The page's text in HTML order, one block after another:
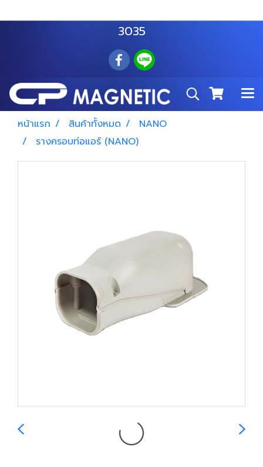
3035
หน้าแรก สินค้าทั้งหมด
NANO
รางครอบท่อแอร์ (NANO)